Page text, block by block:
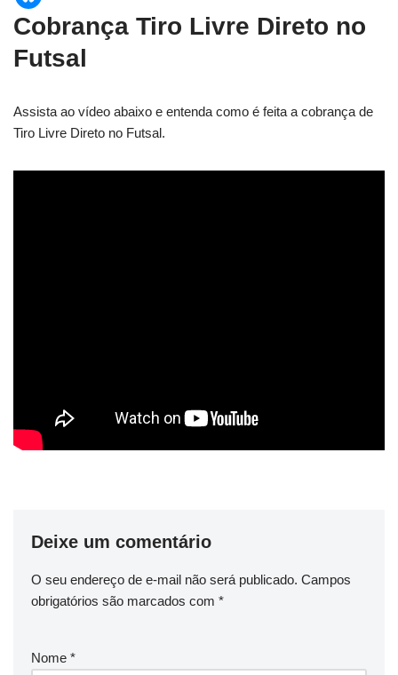
Cobrança Tiro Livre Direto no
Futsal
Assista ao vídeo abaixo e entenda como é feita a cobrança de
Tiro Livre Direto no Futsal.
Deixe um comentário
O seu endereço de e-mail não será publicado. Campos
obrigatórios são marcados com *
Nome *